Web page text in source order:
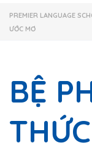
PREMIER LANGUAGE
ƯỚC MƠ
BỆ